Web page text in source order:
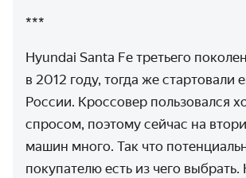
***
Hyundai Santa Fe третьего
в 2012 году, тогда же стартовали
России. Кроссовер пользовался
спросом, поэтому сейчас на
машин много. Так что
покупателю есть из чего выбрать.